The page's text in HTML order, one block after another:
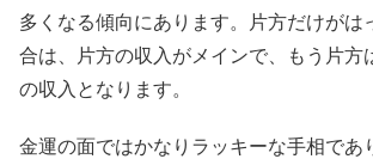
多くなる傾向にあります。片方だけがは
合は、片方の収入がメインで、もう片方
の収入となります。
金運の面ではかなりラッキーな手相であ